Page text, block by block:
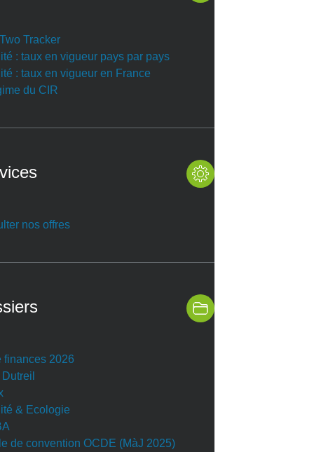
Tracker
: taux en vigueur pays par pays
: taux en vigueur en France
du CIR
nos offres
finances 2026
& Ecologie
de convention OCDE (MàJ 2025)